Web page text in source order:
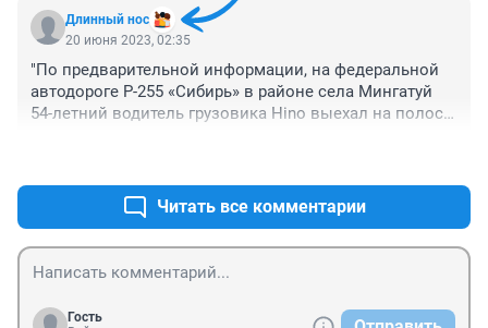
Длинный нос
20 июня 2023, 02:35
"По предварительной информации, на федеральной
автодороге Р-255 «Сибирь» в районе села Мингатуй
54-летний водитель грузовика Hino выехал на полосу
кроссовера — 31-летняя женщина и 5-летняя девочка
— доставлены в медучреждение"
*
А 54-летний водитель грузовика Hino в какое
учреждение доставлен?
Читать все комментарии
Гость